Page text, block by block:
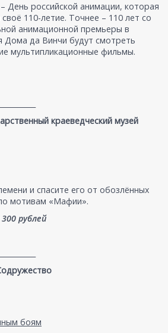
День российской анимации, которая
110-летие. Точнее – 110 лет со
анимационной премьеры в
Дома да Винчи будут смотреть
мультипликационные фильмы.
краеведческий музей
и спасите его от обозлённых
мотивам «Мафии».
рублей
боям